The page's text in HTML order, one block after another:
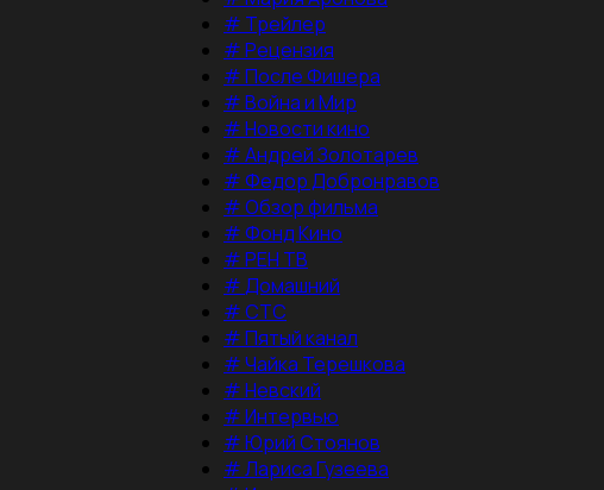
# Трейлер
#Рецензия
#После Фишера
#Война и Мир
#Новости кино
#Андрей Золотарев
#Федор Добронравов
#Обзор фильма
#Фонд Кино
#РЕН ТВ
#Домашний
#СТС
#Пятый канал
#Чайка Терешкова
#Невский
#Интервью
#Юрий Стоянов
#Лариса Гузеева